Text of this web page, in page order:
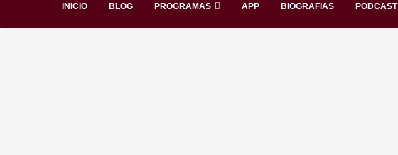
INICIO BLOG PROGRAMAS APP BIOGRAFIAS PODCAST